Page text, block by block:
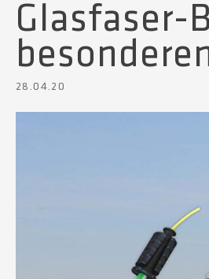
Glasfaser-
28.04.20